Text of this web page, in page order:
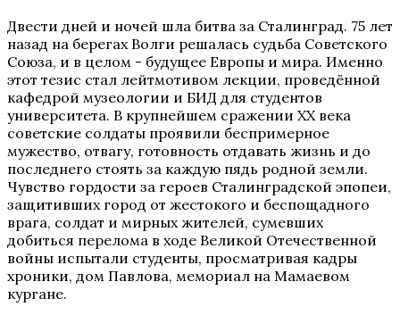
Двести дней и ночей шла битва за Сталинград. 75 лет
назад на берегах Волги решалась судьба Советского
Союза, и в целом - будущее Европы и мира. Именно
этот тезис стал лейтмотивом лекции, проведённой
кафедрой музеологии и БИД для студентов
университета. В крупнейшем сражении ХХ века
советские солдаты проявили беспримерное
мужество, отвагу, готовность отдавать жизнь и до
последнего стоять за каждую пядь родной земли.
Чувство гордости за героев Сталинградской эпопеи,
защитивших город от жестокого и беспощадного
врага, солдат и мирных жителей, сумевших
добиться перелома в ходе Великой Отечественной
войны испытали студенты, просматривая кадры
хроники, дом Павлова, мемориал на Мамаевом
кургане.